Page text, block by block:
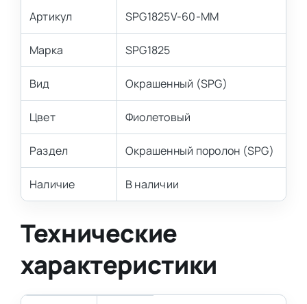
Артикул SPG1825V-60-MM
Марка SPG1825
Вид Окрашенный (SPG)
Цвет Фиолетовый
Раздел Окрашенный поролон (SPG)
Наличие В наличии
Технические
характеристики